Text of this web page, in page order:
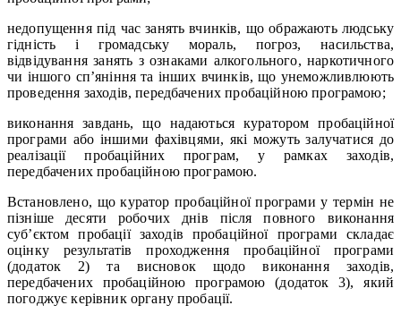
недопущення під час занять вчинків, що ображають людську
гідність і громадську мораль, погроз, насильства,
відвідування занять з ознаками алкогольного, наркотичного
чи іншого сп’яніння та інших вчинків, що унеможливлюють
проведення заходів, передбачених пробаційною програмою;
виконання завдань, що надаються куратором пробаційної
програми або іншими фахівцями, які можуть залучатися до
реалізації пробаційних програм, у рамках заходів,
передбачених пробаційною програмою.
Встановлено, що куратор пробаційної програми у термін не
пізніше десяти робочих днів після повного виконання
суб’єктом пробації заходів пробаційної програми складає
оцінку результатів проходження пробаційної програми
(додаток 2) та висновок щодо виконання заходів,
передбачених пробаційною програмою (додаток 3), який
погоджує керівник органу пробації.